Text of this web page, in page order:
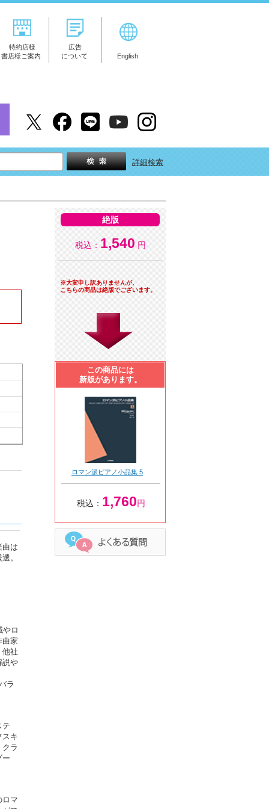
特約店様
書店様ご案内
広告
について
English
詳細検索
曲は
。
やロ
曲家
他社
説や
ラ
テ
スキ
ラ
ー
ロマ
絶版
税込： 1,540 円
※大変申し訳ありませんが、
こちらの商品は絶版でございます。
この商品には
新版があります。
ロマン派ピアノ小品集 5
税込： 1,760円